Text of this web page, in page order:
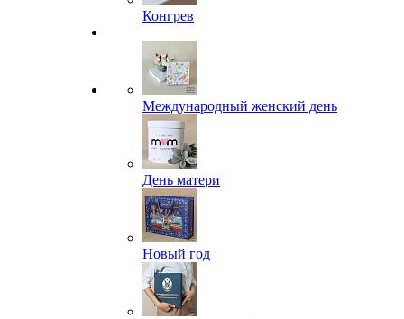
Конгрев
Международный женский день
День матери
Новый год